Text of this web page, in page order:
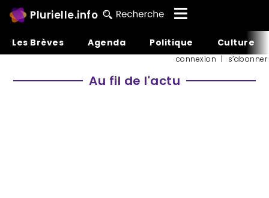
Plurielle.info
Les Brèves Agenda Politique Culture
connexion | s’abonner
Au fil de l'actu